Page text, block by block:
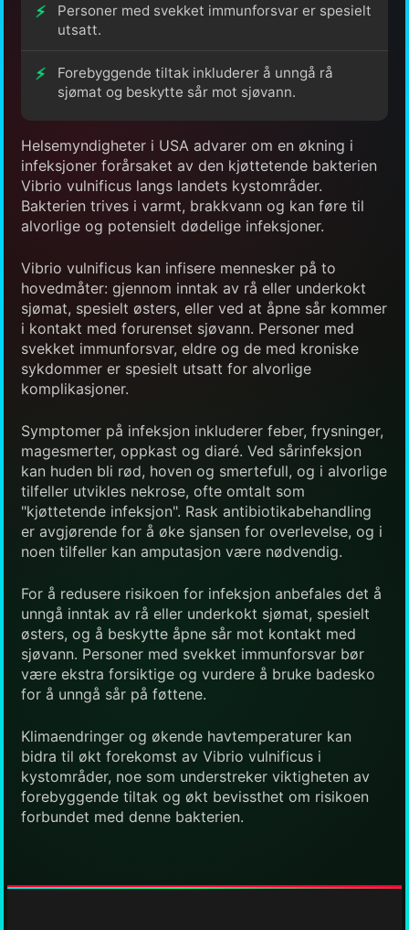
Personer med svekket immunforsvar er spesielt
utsatt.
Forebyggende tiltak inkluderer å unngå rå
sjømat og beskytte sår mot sjøvann.
Helsemyndigheter i USA advarer om en økning i
infeksjoner forårsaket av den kjøttetende bakterien
Vibrio vulnificus langs landets kystområder.
Bakterien trives i varmt, brakkvann og kan føre til
alvorlige og potensielt dødelige infeksjoner.
Vibrio vulnificus kan infisere mennesker på to
hovedmåter: gjennom inntak av rå eller underkokt
sjømat, spesielt østers, eller ved at åpne sår kommer
i kontakt med forurenset sjøvann. Personer med
svekket immunforsvar, eldre og de med kroniske
sykdommer er spesielt utsatt for alvorlige
komplikasjoner.
Symptomer på infeksjon inkluderer feber, frysninger,
magesmerter, oppkast og diaré. Ved sårinfeksjon
kan huden bli rød, hoven og smertefull, og i alvorlige
tilfeller utvikles nekrose, ofte omtalt som
"kjøttetende infeksjon". Rask antibiotikabehandling
er avgjørende for å øke sjansen for overlevelse, og i
noen tilfeller kan amputasjon være nødvendig.
For å redusere risikoen for infeksjon anbefales det å
unngå inntak av rå eller underkokt sjømat, spesielt
østers, og å beskytte åpne sår mot kontakt med
sjøvann. Personer med svekket immunforsvar bør
være ekstra forsiktige og vurdere å bruke badesko
for å unngå sår på føttene.
Klimaendringer og økende havtemperaturer kan
bidra til økt forekomst av Vibrio vulnificus i
kystområder, noe som understreker viktigheten av
forebyggende tiltak og økt bevissthet om risikoen
forbundet med denne bakterien.